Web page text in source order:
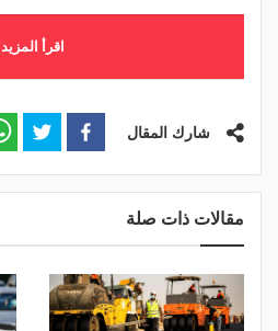
اقرأ المزيد
شارك المقال
مقالات ذات صلة